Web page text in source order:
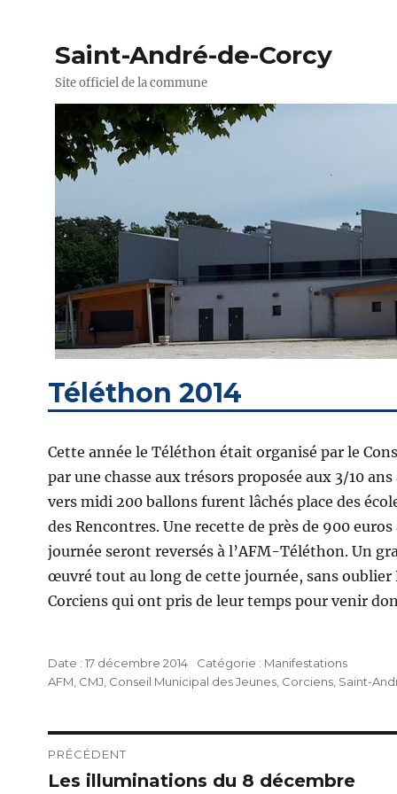
Saint-André-de-Corcy
Site officiel de la commune
Téléthon 2014
Cette année le Téléthon était organisé par le
par une chasse aux trésors proposée aux 3/10
vers midi 200 ballons furent lâchés place des
des Rencontres. Une recette de près de 900
journée seront reversés à l’AFM-Téléthon. Un
œuvré tout au long de cette journée, sans oublier
Corciens qui ont pris de leur temps pour venir
Publié
le
17 décembre 2014 Catégories
Manifestations
Étiquettes
AFM, CMJ, Conseil Municipal des Jeunes, Corciens, Saint-
Navigation
PRÉCÉDENT
Publication
Les illuminations du 8 décembre